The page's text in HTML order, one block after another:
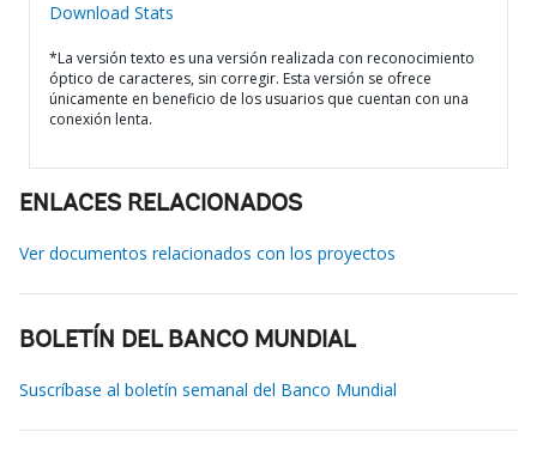
Download Stats
*La versión texto es una versión realizada con reconocimiento
óptico de caracteres, sin corregir. Esta versión se ofrece
únicamente en beneficio de los usuarios que cuentan con una
conexión lenta.
ENLACES RELACIONADOS
Ver documentos relacionados con los proyectos
BOLETÍN DEL BANCO MUNDIAL
Suscríbase al boletín semanal del Banco Mundial